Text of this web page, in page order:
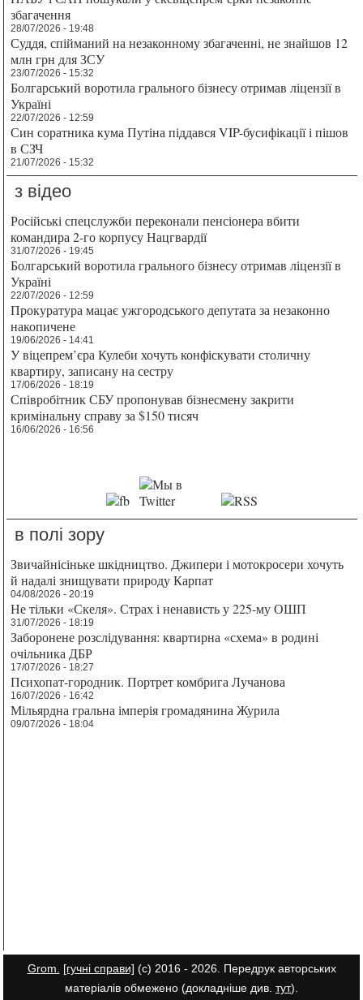
збагачення
28/07/2026 - 19:48
Суддя, спійманий на незаконному збагаченні, не знайшов 12
млн грн для ЗСУ
23/07/2026 - 15:32
Болгарський воротила грального бізнесу отримав ліцензії в
Україні
22/07/2026 - 12:59
Син соратника кума Путіна піддався VIP-бусифікації і пішов
в СЗЧ
21/07/2026 - 15:32
з відео
Російські спецслужби переконали пенсіонера вбити
командира 2-го корпусу Нацгвардії
31/07/2026 - 19:45
Болгарський воротила грального бізнесу отримав ліцензії в
Україні
22/07/2026 - 12:59
Прокуратура мацає ужгородського депутата за незаконно
накопичене
19/06/2026 - 14:41
У віцепрем’єра Кулеби хочуть конфіскувати столичну
квартиру, записану на сестру
17/06/2026 - 18:19
Співробітник СБУ пропонував бізнесмену закрити
кримінальну справу за $150 тисяч
16/06/2026 - 16:56
в полі зору
Звичайнісіньке шкідництво. Джипери і мотокросери хочуть
й надалі знищувати природу Карпат
04/08/2026 - 20:19
Не тільки «Скеля». Страх і ненависть у 225-му ОШП
31/07/2026 - 18:19
Заборонене розслідування: квартирна «схема» в родині
очільника ДБР
17/07/2026 - 18:27
Психопат-городник. Портрет комбрига Лучанова
16/07/2026 - 16:42
Мільярдна гральна імперія громадянина Журила
09/07/2026 - 18:04
Grom. [гучні справи] (с) 2016 - 2026. Передрук авторських
матеріалів обмежено (докладніше див. тут).